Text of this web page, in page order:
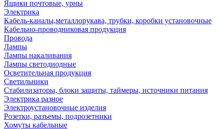
Ящики почтовые, урны
Электрика
Кабель-каналы,металлорукава, трубки, коробки установочные
Кабельно-проводниковая продукция
Провода
Лампы
Лампы накаливания
Лампы светодиодные
Осветительная продукция
Светильники
Стабилизаторы, блоки защиты, таймеры, источники питания
Электрика разное
Электроустановочные изделия
Розетки, разъемы, подрозетники
Хомуты кабельные